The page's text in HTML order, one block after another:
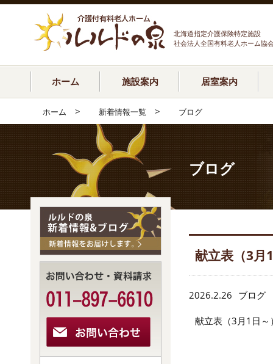
北海道指定介護保険特定施設
社会法人全国有料老人ホーム協
ホーム 施設案内 居室案内
ホーム > 新着情報一覧 > ブログ
ブログ
献立表（3月
2026.2.26 ブログ
献立表（3月1日～